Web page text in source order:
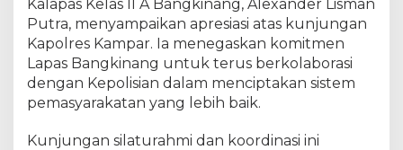
K
a
m
p
r
Kalapas Kelas II A Bangkinang, Alexander Lisman
Putra, menyampaikan apresiasi atas kunjungan
Kapolres Kampar. Ia menegaskan komitmen
Lapas Bangkinang untuk terus berkolaborasi
dengan Kepolisian dalam menciptakan sistem
pemasyarakatan yang lebih baik.
Kunjungan silaturahmi dan koordinasi ini